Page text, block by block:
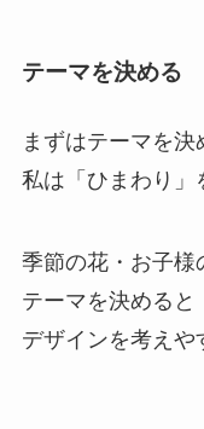
テーマを決める
まずはテーマを決
私は「ひまわり」
季節の花・お子様
テーマを決めると
デザインを考えや